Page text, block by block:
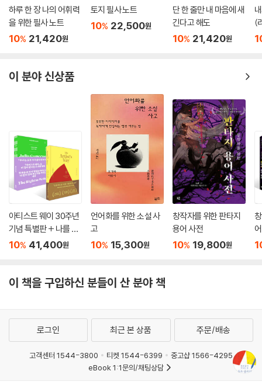
그 비유적 표현에 공감되지 않았고, 포용하고 굽히는 것은 내 좁은 소견머
리로는 쉽게 할 수 있는 것도 아니었다.
---「관성과다: 얌전한 척, 착한 척, 척하는 인생 고군분투기」중에서
기왕이면 ‘잘’ 살아 있기 위해 존재하므로, 자신의 행복을 가로막는 번뇌를
세상에 커밍아웃한다는 것은 곧 실존과 직결된 문제이기도 하다.
사주팔자를 따질 때 크게 작용하는 것 중 하나가 10년 주기로 변하는 대운
(大運)과 세운(歲運)이다. 서로가 서로에게 행운이 있기를 바라지만 놀
랍게도 우리에게는 모두 ‘저마다의 운(運)’이 있다. 관건은, 그 운을 어떻게
여느냐(開運), 그 운을 어떻게 만들어 나가느냐 하는 자신의 의지와 행위
에 있다. 중요한 것은 우리가 우리 자신에 대해 무엇을 알고 있느냐 하는
것, 어떻게 판단하느냐 하는 것, 어떻게 삶의 방향을 가지고 갈 것이냐 하는
것! 우리가 세상에 나면서 첫 숨을 쉬는 순간 이미 운명의 바코드는 우리의
이마에 고스란히 박혔다(사주팔자).
주사위는 이미 던져졌으므로 어떻게 살 것인지 우리는 결정하고, 살아가면
된다. 무작위 집단에게 자기가 과연 어떻게 보일지 걱정하며 안달하며 자
의식과 씨름하며 내내 팔자 탓을 하면서 살아갈 것인가, 아니면 나에게 주
어진 팔자를 긍정한 연후에 그 여덟 개의 카드(八字)를 가지고 어떻게 내
주명리학을 권하는 이 사람들, 이들과의 만남은 분명 당신의 삶을 바꿀 것
이고 누드 글쓰기의 미션이다. 우리 자신을 보자, 그리고 쓰자!
하루 한 장 나의 어휘력
을 위한 필사 노트
10% 21,420원
토지 필사 노트
10% 22,500원
단 한 줄만 내 마음에 새
긴다고 해도
10% 21,420원
(
이 분야 신상품
아티스트 웨이 30주년
기념 특별판 + 나를 위
해 쓸 권리 세트
10% 41,400원
언어화를 위한 소설 사
고
10% 15,300원
창작자를 위한 판타지
용어 사전
10% 19,800원
이 책을 구입하신 분들이 산 분야 책
로그인 최근 본 상품 주문/배송
고객센터 1544-3800 티켓 1544-6399
중고샵 1566-4295
eBook 1:1문의/채팅상담